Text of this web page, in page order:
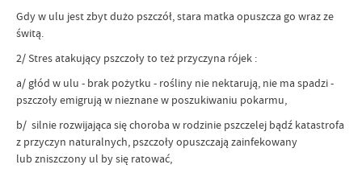
Gdy w ulu jest zbyt dużo pszczół, stara matka opuszcza go wraz ze
świtą.
2/ Stres atakujący pszczoły to też przyczyna rójek :
a/ głód w ulu - brak pożytku - rośliny nie nektarują, nie ma spadzi -
pszczoły emigrują w nieznane w poszukiwaniu pokarmu,
b/ silnie rozwijająca się choroba w rodzinie pszczelej bądź katastrofa
z przyczyn naturalnych, pszczoły opuszczają zainfekowany
lub zniszczony ul by się ratować,